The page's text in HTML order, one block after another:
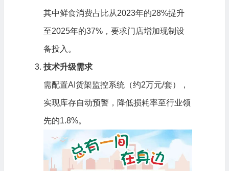
其中鲜食消费占比从2023年的28%提升
至2025年的37%，要求门店增加现制设
备投入。
技术升级需求
需配置AI货架监控系统（约2万元/套），
实现库存自动预警，降低损耗率至行业领
先的1.8%。